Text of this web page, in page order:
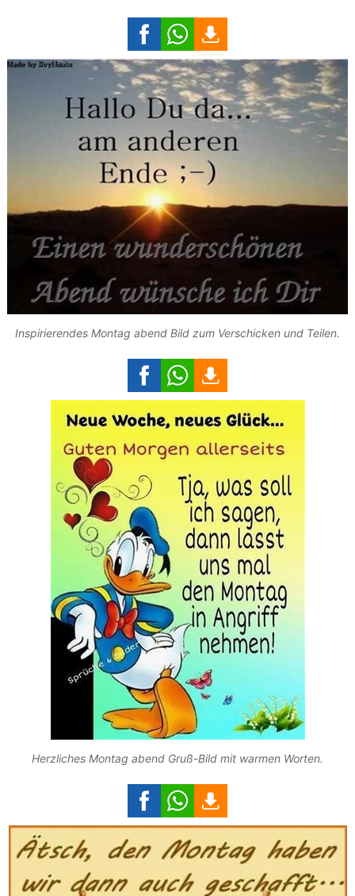
Inspirierendes Montag abend Bild zum Verschicken und Teilen.
Herzliches Montag abend Gruß-Bild mit warmen Worten.